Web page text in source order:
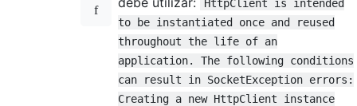
HttpClient is intended
to be instantiated once and reused
throughout the life of an
application. The following conditions
can result in SocketException errors:
Creating a new HttpClient instance